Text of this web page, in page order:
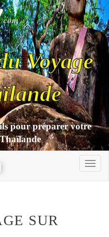
com
Voyage
pour préparer votre
SUR